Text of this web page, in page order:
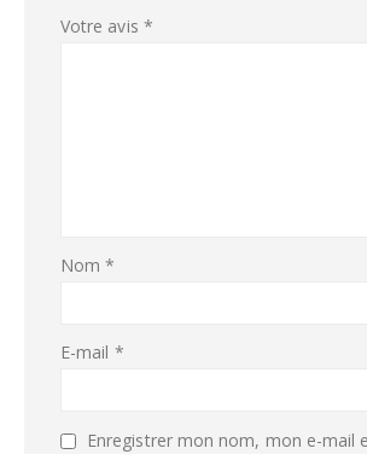
Votre avis *
Nom*
E-mail *
Enregistrer mon nom, mon e-mail